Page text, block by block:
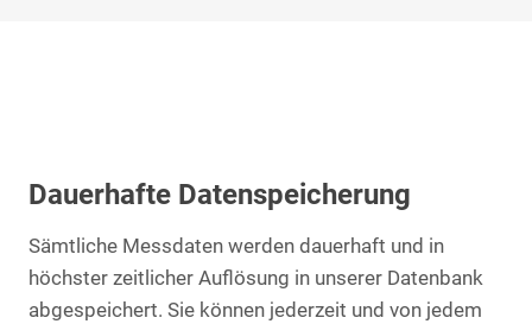
Dauerhafte Datenspeicherung
Sämtliche Messdaten werden dauerhaft und in
höchster zeitlicher Auflösung in unserer Datenbank
abgespeichert. Sie können jederzeit und von jedem